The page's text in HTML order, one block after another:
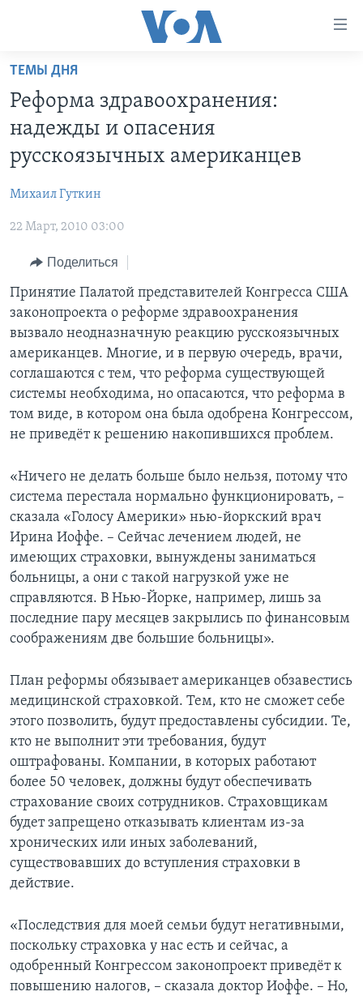
Перейти
основной
контент
основной
навигации
Перейти
поиск
ГЛАВНОЕ
ПРОГРАММЫ
ИТОГИ
ПОЧЕМУ ЭТО ВАЖНО?
ДИСКУССИЯ VOA
ДЕТАЛИ
НЬЮ-ЙОРК NEW YORK
АМЕРИКА. БОЛЬШОЕ ПУТЕШЕСТВИЕ
НАША АМЕРИКАНСКАЯ ИСТОРИЯ
А КАК В АМЕРИКЕ?
АРТЕФАКТЫ
АМЕРИКАНСКИЕ ГОРОДКИ
ТЕСТЫ
ИНТЕРВЬЮ
ФАКТЫ ПРОТИВ ФЕЙКОВ
ЗА СВОБОДУ ПРЕССЫ
УЧИМ АНГЛИЙСКИЙ
ВИДЕО
ПОДПИСКА НА НОВОСТИ
Learning English
СОЦИАЛЬНЫЕ СЕТИ
Языки
ТЕМЫ ДНЯ
Реформа здравоохранения:
надежды и опасения
русскоязычных американцев
Михаил Гуткин
22 Март, 2010 03:00
Поделиться
Принятие Палатой представителей Конгресса США
законопроекта о реформе здравоохранения
вызвало неодназначную реакцию русскоязычных
американцев. Многие, и в первую очередь, врачи,
соглашаются с тем, что реформа существующей
системы необходима, но опасаются, что реформа в
том виде, в котором она была одобрена Конгрессом,
не приведёт к решению накопившихся проблем.
«Ничего не делать больше было нельзя, потому что
система перестала нормально функционировать, –
сказала «Голосу Америки» нью-йоркский врач
Ирина Иоффе. – Сейчас лечением людей, не
имеющих страховки, вынуждены заниматься
больницы, а они с такой нагрузкой уже не
справляются. В Нью-Йорке, например, лишь за
последние пару месяцев закрылись по финансовым
соображениям две большие больницы».
План реформы обязывает американцев обзавестись
медицинской страховкой. Тем, кто не сможет себе
этого позволить, будут предоставлены субсидии. Те,
кто не выполнит эти требования, будут
оштрафованы. Компании, в которых работают
более 50 человек, должны будут обеспечивать
страхование своих сотрудников. Страховщикам
будет запрещено отказывать клиентам из-за
хронических или иных заболеваний,
существовавших до вступления страховки в
действие.
«Последствия для моей семьи будут негативными,
поскольку страховка у нас есть и сейчас, а
одобренный Конгрессом законопроект приведёт к
повышению налогов, – сказала доктор Иоффе. – Но,